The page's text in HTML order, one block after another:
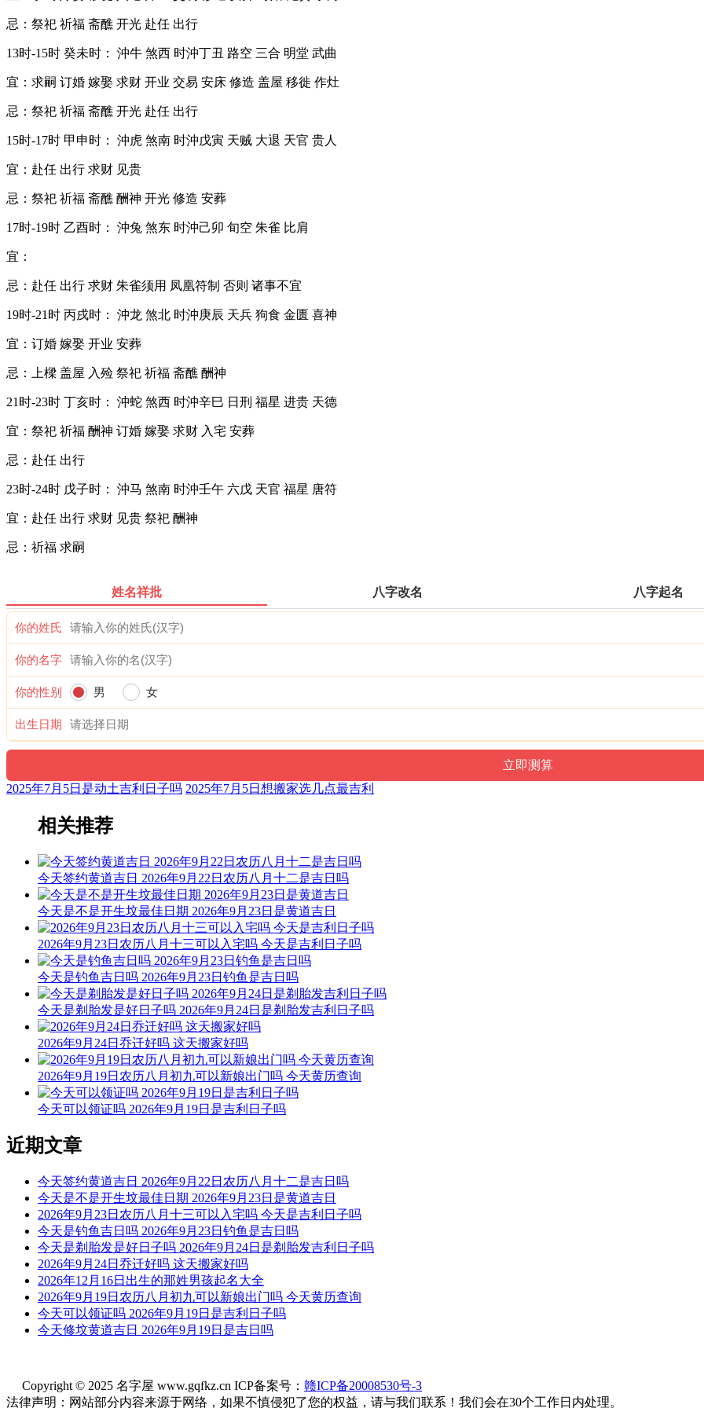
忌：祭祀 祈福 斋醮 开光 赴任 出行
13时-15时 癸未时： 沖牛 煞西 时沖丁丑 路空 三合 明堂 武曲
宜：求嗣 订婚 嫁娶 求财 开业 交易 安床 修造 盖屋 移徙 作灶
忌：祭祀 祈福 斋醮 开光 赴任 出行
15时-17时 甲申时： 沖虎 煞南 时沖戊寅 天贼 大退 天官 贵人
宜：赴任 出行 求财 见贵
忌：祭祀 祈福 斋醮 酬神 开光 修造 安葬
17时-19时 乙酉时： 沖兔 煞东 时沖己卯 旬空 朱雀 比肩
宜：
忌：赴任 出行 求财 朱雀须用 凤凰符制 否则 诸事不宜
19时-21时 丙戌时： 沖龙 煞北 时沖庚辰 天兵 狗食 金匮 喜神
宜：订婚 嫁娶 开业 安葬
忌：上樑 盖屋 入殓 祭祀 祈福 斋醮 酬神
21时-23时 丁亥时： 沖蛇 煞西 时沖辛巳 日刑 福星 进贵 天德
宜：祭祀 祈福 酬神 订婚 嫁娶 求财 入宅 安葬
忌：赴任 出行
23时-24时 戊子时： 沖马 煞南 时沖壬午 六戊 天官 福星 唐符
宜：赴任 出行 求财 见贵 祭祀 酬神
忌：祈福 求嗣
姓名祥批 八字改名 八字起名
你的姓氏
你的名字
你的性别 男 女
出生日期
2025年7月5日是动土吉利日子吗 2025年7月5日想搬家选几点最吉利
相关推荐
今天签约黄道吉日 2026年9月22日农历八月十二是吉日吗
今天是不是开生坟最佳日期 2026年9月23日是黄道吉日
2026年9月23日农历八月十三可以入宅吗 今天是吉利日子吗
今天是钓鱼吉日吗 2026年9月23日钓鱼是吉日吗
今天是剃胎发是好日子吗 2026年9月24日是剃胎发吉利日子吗
2026年9月24日乔迁好吗 这天搬家好吗
2026年9月19日农历八月初九可以新娘出门吗 今天黄历查询
今天可以领证吗 2026年9月19日是吉利日子吗
近期文章
今天签约黄道吉日 2026年9月22日农历八月十二是吉日吗
今天是不是开生坟最佳日期 2026年9月23日是黄道吉日
2026年9月23日农历八月十三可以入宅吗 今天是吉利日子吗
今天是钓鱼吉日吗 2026年9月23日钓鱼是吉日吗
今天是剃胎发是好日子吗 2026年9月24日是剃胎发吉利日子吗
2026年9月24日乔迁好吗 这天搬家好吗
2026年12月16日出生的那姓男孩起名大全
2026年9月19日农历八月初九可以新娘出门吗 今天黄历查询
今天可以领证吗 2026年9月19日是吉利日子吗
今天修坟黄道吉日 2026年9月19日是吉日吗
Copyright © 2025 名字屋 www.gqfkz.cn ICP备案号： 赣ICP备20008530号-3
法律声明：网站部分内容来源于网络，如果不慎侵犯了您的权益，请与我们联系！我们会在30个工作日内处理。